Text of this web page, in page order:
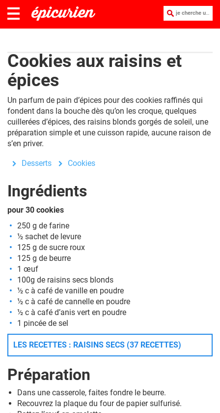
je cherche une recette :
Cookies aux raisins et
épices
Un parfum de pain d’épices pour des cookies raffinés qui
fondent dans la bouche dès qu’on les croque, quelques
cuillerées d’épices, des raisins blonds gorgés de soleil, une
préparation simple et une cuisson rapide, aucune raison de
s’en priver.
Desserts Cookies
Ingrédients
pour 30 cookies
250 g de farine
½ sachet de levure
125 g de sucre roux
125 g de beurre
1 œuf
100g de raisins secs blonds
½ c à café de vanille en poudre
½ c à café de cannelle en poudre
½ c à café d’anis vert en poudre
1 pincée de sel
LES RECETTES : RAISINS SECS (37 RECETTES)
Préparation
Dans une casserole, faites fondre le beurre.
Recouvrez la plaque du four de papier sulfurisé.